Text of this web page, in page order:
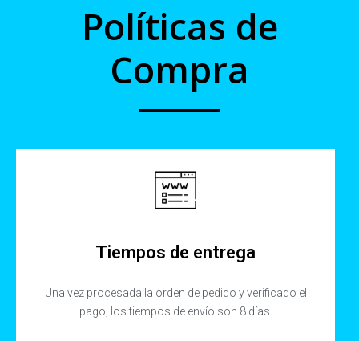
Políticas de
Compra
Tiempos de entrega
Una vez procesada la orden de pedido y verificado el
pago, los tiempos de envío son 8 días.